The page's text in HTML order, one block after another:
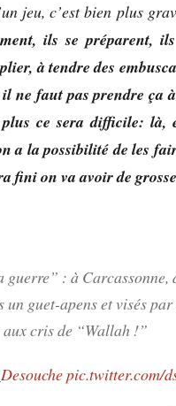
jeu, c’est bien plus
ils se préparent,
à tendre des
ne faut pas prendre ça
ce sera difficile: là,
a la possibilité de les
fini on va avoir de
guerre” : à
un guet-apens et visés
cris de “Wallah !”
pic.twitter.com/